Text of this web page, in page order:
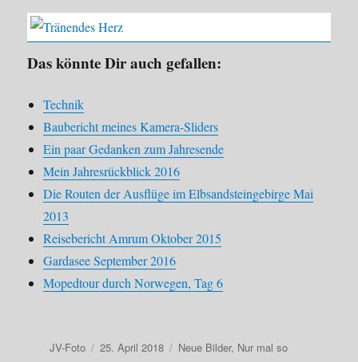
Das könnte Dir auch gefallen:
Technik
Baubericht meines Kamera-Sliders
Ein paar Gedanken zum Jahresende
Mein Jahresrückblick 2016
Die Routen der Ausflüge im Elbsandsteingebirge Mai
2013
Reisebericht Amrum Oktober 2015
Gardasee September 2016
Mopedtour durch Norwegen, Tag 6
Autor
JV-Foto
Veröffentlicht
25. April 2018 Kategorien
Neue Bilder, Nur mal so